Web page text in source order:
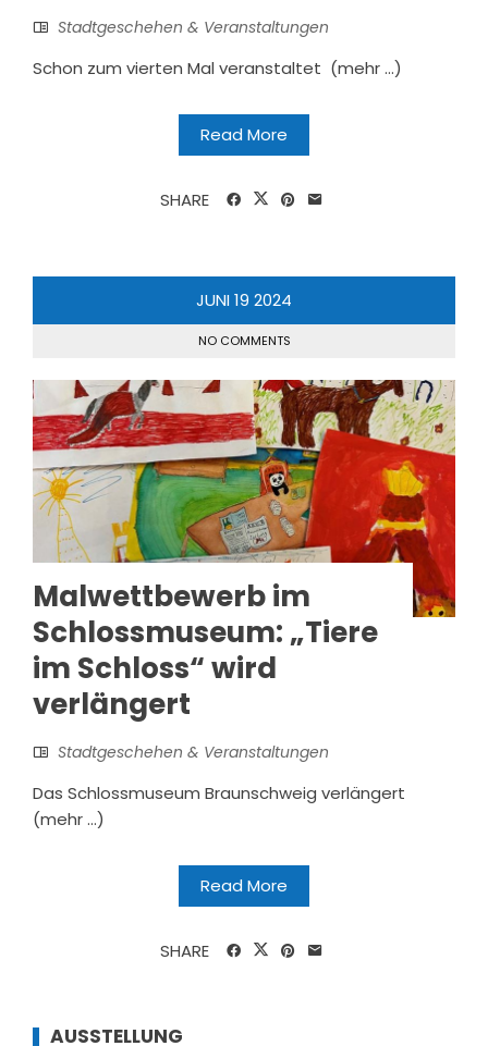
Stadtgeschehen & Veranstaltungen
Schon zum vierten Mal veranstaltet (mehr …)
Read More
SHARE
JUNI19 2024
NO COMMENTS
Malwettbewerb im
Schlossmuseum: „Tiere
im Schloss“ wird
verlängert
Stadtgeschehen & Veranstaltungen
Das Schlossmuseum Braunschweig verlängert
(mehr …)
Read More
SHARE
AUSSTELLUNG